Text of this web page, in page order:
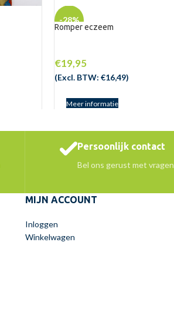
-28%
Romper eczeem
€19,95
(Excl. BTW: €16,49)
Meer informatie
Persoonlijk contact
Bel ons gerust met vragen
MIJN ACCOUNT
Inloggen
Winkelwagen